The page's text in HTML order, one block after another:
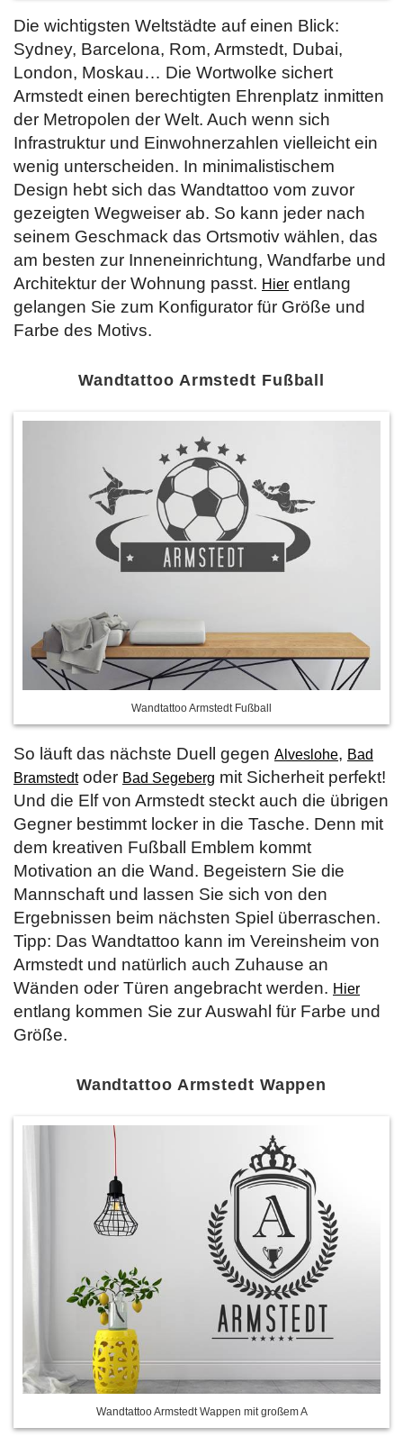
Die wichtigsten Weltstädte auf einen Blick:
Sydney, Barcelona, Rom, Armstedt, Dubai,
London, Moskau… Die Wortwolke sichert
Armstedt einen berechtigten Ehrenplatz inmitten
der Metropolen der Welt. Auch wenn sich
Infrastruktur und Einwohnerzahlen vielleicht ein
wenig unterscheiden. In minimalistischem
Design hebt sich das Wandtattoo vom zuvor
gezeigten Wegweiser ab. So kann jeder nach
seinem Geschmack das Ortsmotiv wählen, das
am besten zur Inneneinrichtung, Wandfarbe und
Architektur der Wohnung passt. Hier entlang
gelangen Sie zum Konfigurator für Größe und
Farbe des Motivs.
Wandtattoo Armstedt Fußball
Wandtattoo Armstedt Fußball
So läuft das nächste Duell gegen Alveslohe, Bad
Bramstedtoder Bad Segeberg mit Sicherheit perfekt!
Und die Elf von Armstedt steckt auch die übrigen
Gegner bestimmt locker in die Tasche. Denn mit
dem kreativen Fußball Emblem kommt
Motivation an die Wand. Begeistern Sie die
Mannschaft und lassen Sie sich von den
Ergebnissen beim nächsten Spiel überraschen.
Tipp: Das Wandtattoo kann im Vereinsheim von
Armstedt und natürlich auch Zuhause an
Wänden oder Türen angebracht werden. Hier
entlang kommen Sie zur Auswahl für Farbe und
Größe.
Wandtattoo Armstedt Wappen
Wandtattoo Armstedt Wappen mit großem A